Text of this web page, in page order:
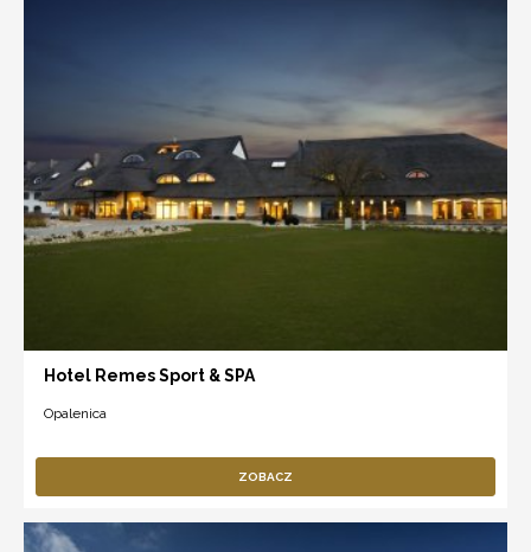
Hotel Remes Sport & SPA
Opalenica
ZOBACZ